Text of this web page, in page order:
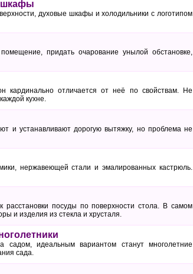
шкафы
духовые шкафы и холодильники с логотипом
придать очарование унылой обстановке,
кардинально отличается от неё по свойствам. Не
кухне.
и устанавливают дорогую вытяжку, но проблема не
нержавеющей стали и эмалированных кастрюль.
расстановки посуды по поверхности стола. В самом
и изделия из стекла и хрусталя.
идеальным вариантом станут многолетние
сада.